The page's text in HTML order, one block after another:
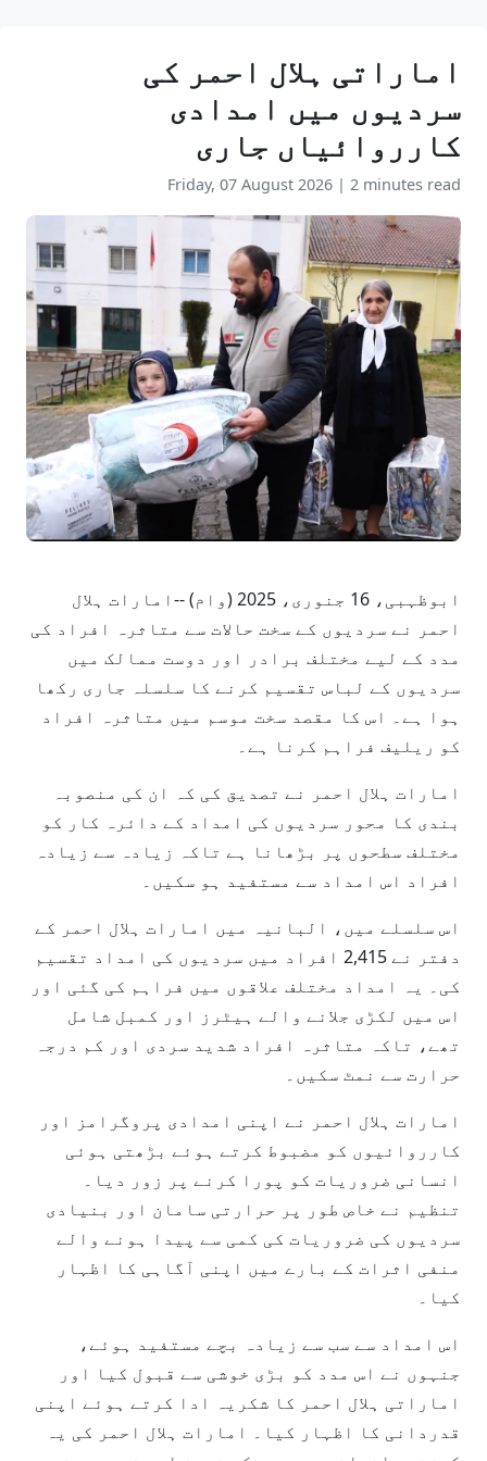
اماراتی ہلال احمر کی
سردیوں میں امدادی
کارروائیاں جاری
Friday, 07 August 2026 | 2 minutes read
ابوظہبی، 16 جنوری، 2025 (وام) --امارات ہلال
احمر نے سردیوں کے سخت حالات سے متاثرہ افراد کی
مدد کے لیے مختلف برادر اور دوست ممالک میں
سردیوں کے لباس تقسیم کرنے کا سلسلہ جاری رکھا
ہوا ہے۔ اس کا مقصد سخت موسم میں متاثرہ افراد
کو ریلیف فراہم کرنا ہے۔
امارات ہلال احمر نے تصدیق کی کہ ان کی منصوبہ
بندی کا محور سردیوں کی امداد کے دائرہ کار کو
مختلف سطحوں پر بڑھانا ہے تاکہ زیادہ سے زیادہ
افراد اس امداد سے مستفید ہو سکیں۔
اس سلسلے میں، البانیہ میں امارات ہلال احمر کے
دفتر نے 2,415 افراد میں سردیوں کی امداد تقسیم
کی۔ یہ امداد مختلف علاقوں میں فراہم کی گئی اور
اس میں لکڑی جلانے والے ہیٹرز اور کمبل شامل
تھے، تاکہ متاثرہ افراد شدید سردی اور کم درجہ
حرارت سے نمٹ سکیں۔
امارات ہلال احمر نے اپنی امدادی پروگرامز اور
کارروائیوں کو مضبوط کرتے ہوئے بڑھتی ہوئی
انسانی ضروریات کو پورا کرنے پر زور دیا۔
تنظیم نے خاص طور پر حرارتی سامان اور بنیادی
سردیوں کی ضروریات کی کمی سے پیدا ہونے والے
منفی اثرات کے بارے میں اپنی آگاہی کا اظہار
کیا۔
اس امداد سے سب سے زیادہ بچے مستفید ہوئے،
جنہوں نے اس مدد کو بڑی خوشی سے قبول کیا اور
اماراتی ہلال احمر کا شکریہ ادا کرتے ہوئے اپنی
قدردانی کا اظہار کیا۔ امارات ہلال احمر کی یہ